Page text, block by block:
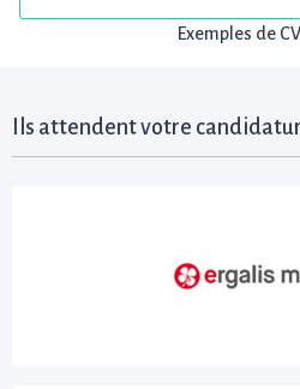
Exemples de
Ils attendent votre